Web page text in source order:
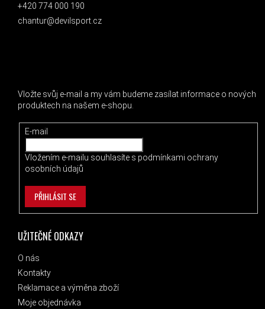
UŽITEČNÉ ODKAZY
O nás
Kontakty
Reklamace a výměna zboží
Moje objednávka
+420 774 000 190
chantur@devilsport.cz
Vložte svůj e-mail a my vám budeme zasílat informace o nových
produktech na našem e-shopu.
E-mail
Vložením e-mailu souhlasíte s podmínkami ochrany
osobních údajů
PŘIHLÁSIT SE